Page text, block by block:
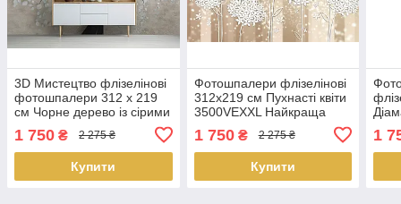
3D Мистецтво флізелінові
фотошпалери 312 x 219
см Чорне дерево із сірими
Найкраща якість
1 750 ₴ 2 275 ₴
Купити
Фотошпалери флізелінові
312x219 см Пухнасті квіти
3500VEXXL Найкраща
1 750₴ 2 275 ₴
Купити
1